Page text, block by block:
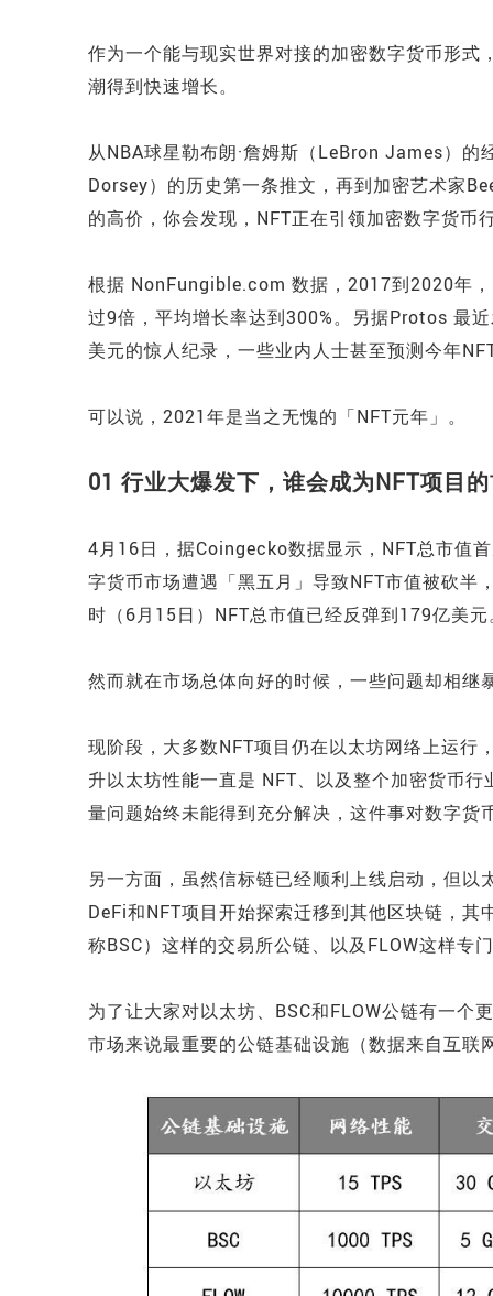
作为一个能与现实世界对接的加密数字货币形
潮得到快速增长。
从NBA球星勒布朗·詹姆斯（LeBron James）
Dorsey）的历史第一条推文，再到加密艺术家
的高价，你会发现，NFT正在引领加密数字货币
根据 NonFungible.com 数据，2017到2020年
过9倍，平均增长率达到300%。另据Protos 最
美元的惊人纪录，一些业内人士甚至预测今年
可以说，2021年是当之无愧的「NFT元年」。
01 行业大爆发下，谁会成为NFT项目
4月16日，据Coingecko数据显示，NFT总市值
字货币市场遭遇「黑五月」导致NFT市值被砍半
时（6月15日）NFT总市值已经反弹到179亿美元
然而就在市场总体向好的时候，一些问题却相继
现阶段，大多数NFT项目仍在以太坊网络上运行
升以太坊性能一直是 NFT、以及整个加密货币
量问题始终未能得到充分解决，这件事对数字
另一方面，虽然信标链已经顺利上线启动，但
DeFi和NFT项目开始探索迁移到其他区块链，
称BSC）这样的交易所公链、以及FLOW这样专
为了让大家对以太坊、BSC和FLOW公链有一个
市场来说最重要的公链基础设施（数据来自互